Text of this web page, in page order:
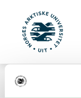
Gå til
UiT
Error